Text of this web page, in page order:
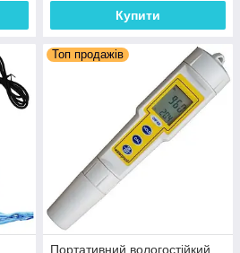
Купити
Топ продажів
Портативний вологостійкий